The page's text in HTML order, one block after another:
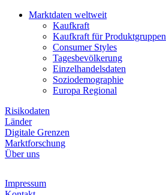
Marktdaten weltweit
Kaufkraft
Kaufkraft für Produktgruppen
Consumer Styles
Tagesbevölkerung
Einzelhandelsdaten
Soziodemographie
Europa Regional
Risikodaten
Länder
Digitale Grenzen
Marktforschung
Über uns
Impressum